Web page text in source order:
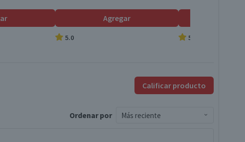
Agregar
5.0 5.0
Calificar producto
Ordenar por Más reciente